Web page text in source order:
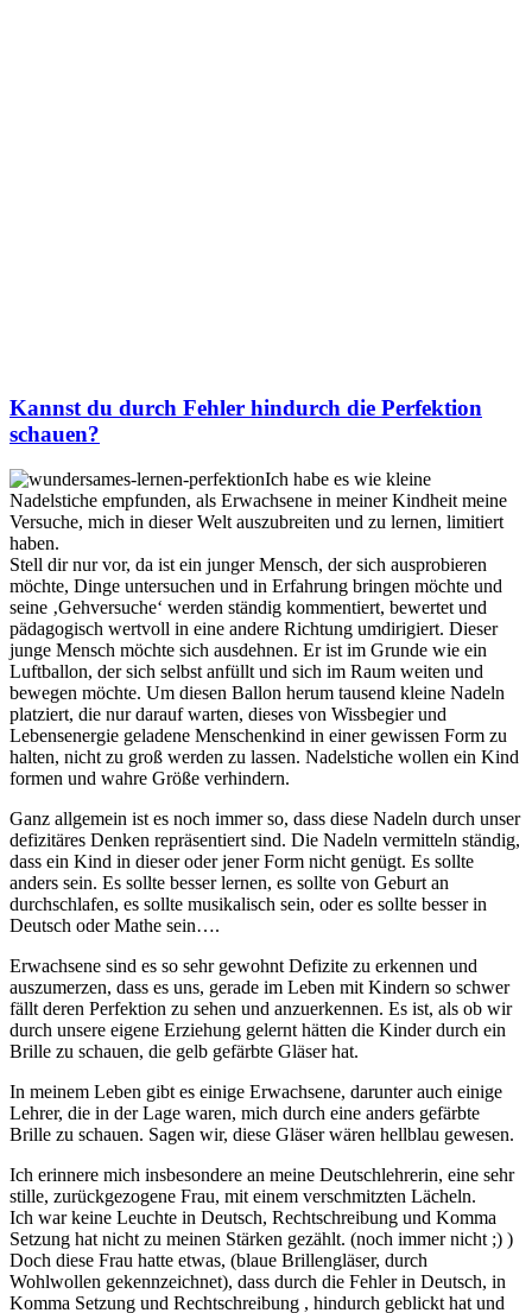
Kannst du durch Fehler hindurch die Perfektion
schauen?
Ich habe es wie kleine
Nadelstiche empfunden, als Erwachsene in meiner Kindheit meine
Versuche, mich in dieser Welt auszubreiten und zu lernen, limitiert
haben.
Stell dir nur vor, da ist ein junger Mensch, der sich ausprobieren
möchte, Dinge untersuchen und in Erfahrung bringen möchte und
seine ‚Gehversuche‘ werden ständig kommentiert, bewertet und
pädagogisch wertvoll in eine andere Richtung umdirigiert. Dieser
junge Mensch möchte sich ausdehnen. Er ist im Grunde wie ein
Luftballon, der sich selbst anfüllt und sich im Raum weiten und
bewegen möchte. Um diesen Ballon herum tausend kleine Nadeln
platziert, die nur darauf warten, dieses von Wissbegier und
Lebensenergie geladene Menschenkind in einer gewissen Form zu
halten, nicht zu groß werden zu lassen. Nadelstiche wollen ein Kind
formen und wahre Größe verhindern.
Ganz allgemein ist es noch immer so, dass diese Nadeln durch unser
defizitäres Denken repräsentiert sind. Die Nadeln vermitteln ständig,
dass ein Kind in dieser oder jener Form nicht genügt. Es sollte
anders sein. Es sollte besser lernen, es sollte von Geburt an
durchschlafen, es sollte musikalisch sein, oder es sollte besser in
Deutsch oder Mathe sein….
Erwachsene sind es so sehr gewohnt Defizite zu erkennen und
auszumerzen, dass es uns, gerade im Leben mit Kindern so schwer
fällt deren Perfektion zu sehen und anzuerkennen. Es ist, als ob wir
durch unsere eigene Erziehung gelernt hätten die Kinder durch ein
Brille zu schauen, die gelb gefärbte Gläser hat.
In meinem Leben gibt es einige Erwachsene, darunter auch einige
Lehrer, die in der Lage waren, mich durch eine anders gefärbte
Brille zu schauen. Sagen wir, diese Gläser wären hellblau gewesen.
Ich erinnere mich insbesondere an meine Deutschlehrerin, eine sehr
stille, zurückgezogene Frau, mit einem verschmitzten Lächeln.
Ich war keine Leuchte in Deutsch, Rechtschreibung und Komma
Setzung hat nicht zu meinen Stärken gezählt. (noch immer nicht ;) )
Doch diese Frau hatte etwas, (blaue Brillengläser, durch
Wohlwollen gekennzeichnet), dass durch die Fehler in Deutsch, in
Komma Setzung und Rechtschreibung , hindurch geblickt hat und